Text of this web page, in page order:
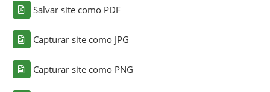
Salvar site como PDF
Capturar site como JPG
Capturar site como PNG